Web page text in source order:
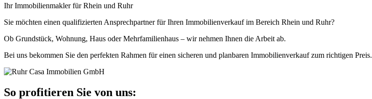
Ihr Immobilienmakler für Rhein und Ruhr
Sie möchten einen qualifizierten Ansprechpartner für Ihren Immobilienverkauf im Bereich Rhein und Ruhr?
Ob Grundstück, Wohnung, Haus oder Mehrfamilienhaus – wir nehmen Ihnen die Arbeit ab.
Bei uns bekommen Sie den perfekten Rahmen für einen sicheren und planbaren Immobilienverkauf zum richtigen Preis.
So profitieren Sie von uns: